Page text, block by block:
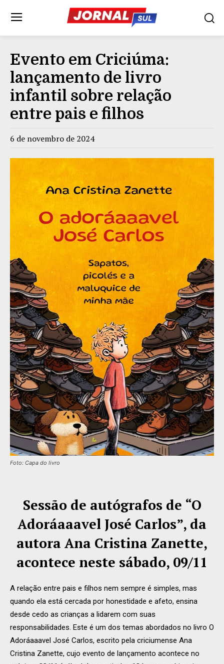
Evento em Criciúma:
lançamento de livro
infantil sobre relação
entre pais e filhos
6 de novembro de 2024
Foto: Capa do livro
Sessão de autógrafos de “O
Adoráaaavel José Carlos”, da
autora Ana Cristina Zanette,
acontece neste sábado, 09/11
A relação entre pais e filhos nem sempre é simples, mas
quando ela está cercada por honestidade e afeto, ensina
desde cedo as crianças a lidarem com suas
responsabilidades. Este é um dos temas abordados no livro O
Adoráaaavel José Carlos, escrito pela criciumense Ana
Cristina Zanette, cujo evento de lançamento acontece no